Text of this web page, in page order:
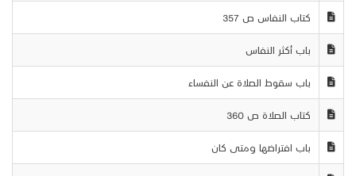
كتاب النفاس ص 357
باب أكثر النفاس
باب سقوط الصلاة عن النفساء
كتاب الصلاة ص 360
باب افتراضها ومتى كان